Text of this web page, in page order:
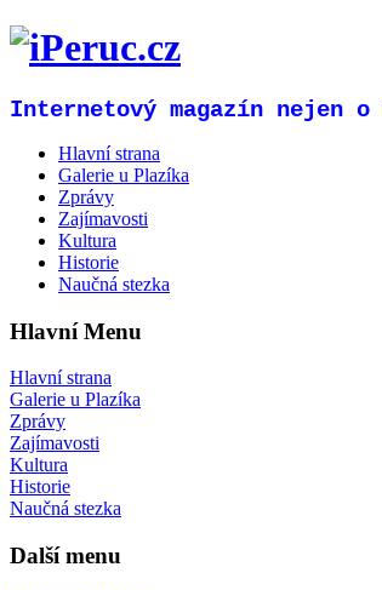
Internetový magazín nejen o
Hlavní strana
Galerie u Plazíka
Zprávy
Zajímavosti
Kultura
Historie
Naučná stezka
Hlavní Menu
Hlavní strana
Galerie u Plazíka
Zprávy
Zajímavosti
Kultura
Historie
Naučná stezka
Další menu